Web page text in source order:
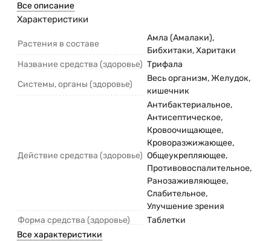
Все описание
Характеристики
Растения в составе
Амла (Амалаки),
Бибхитаки, Харитаки
Название средства (здоровье) Трифала
Системы, органы (здоровье)
Весь организм, Желудок,
кишечник
Действие средства (здоровье)
Антибактериальное,
Антисептическое,
Кровоочищающее,
Кроворазжижающее,
Общеукрепляющее,
Противовоспалительное,
Ранозаживляющее,
Слабительное,
Улучшение зрения
Форма средства (здоровье)
Таблетки
Все характеристики